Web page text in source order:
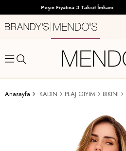
Peşin Fiyatına 3 Taksit İmkanı
Anasayfa KADIN PLAJ GIYIM BIKINI